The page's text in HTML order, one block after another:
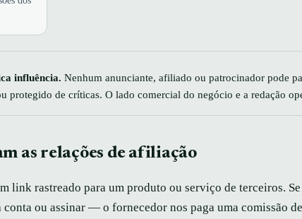
influência. Nenhum anunciante, afiliado ou patrocinador pode
protegido de críticas. O lado comercial do negócio e a redação
as relações de afiliação
link rastreado para um produto ou serviço de terceiros.
ou assinar — o fornecedor nos paga uma comissão